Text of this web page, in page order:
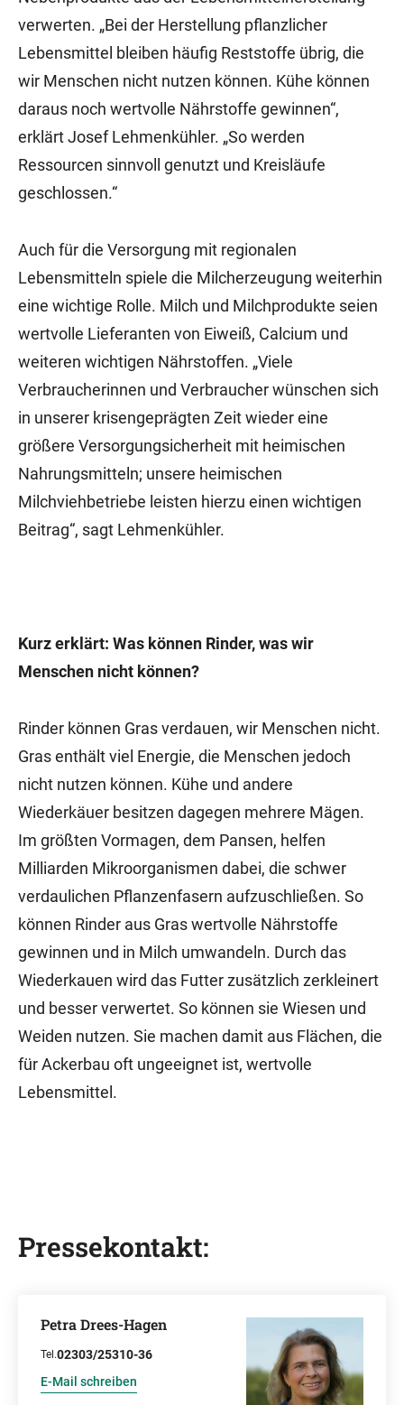
verwerten. „Bei der Herstellung pflanzlicher
Lebensmittel bleiben häufig Reststoffe übrig, die
wir Menschen nicht nutzen können. Kühe können
daraus noch wertvolle Nährstoffe gewinnen“,
erklärt Josef Lehmenkühler. „So werden
Ressourcen sinnvoll genutzt und Kreisläufe
geschlossen.“
Auch für die Versorgung mit regionalen
Lebensmitteln spiele die Milcherzeugung weiterhin
eine wichtige Rolle. Milch und Milchprodukte seien
wertvolle Lieferanten von Eiweiß, Calcium und
weiteren wichtigen Nährstoffen. „Viele
Verbraucherinnen und Verbraucher wünschen sich
in unserer krisengeprägten Zeit wieder eine
größere Versorgungsicherheit mit heimischen
Nahrungsmitteln; unsere heimischen
Milchviehbetriebe leisten hierzu einen wichtigen
Beitrag“, sagt Lehmenkühler.
Kurz erklärt: Was können Rinder, was wir
Menschen nicht können?
Rinder können Gras verdauen, wir Menschen nicht.
Gras enthält viel Energie, die Menschen jedoch
nicht nutzen können. Kühe und andere
Wiederkäuer besitzen dagegen mehrere Mägen.
Im größten Vormagen, dem Pansen, helfen
Milliarden Mikroorganismen dabei, die schwer
verdaulichen Pflanzenfasern aufzuschließen. So
können Rinder aus Gras wertvolle Nährstoffe
gewinnen und in Milch umwandeln. Durch das
Wiederkauen wird das Futter zusätzlich zerkleinert
und besser verwertet. So können sie Wiesen und
Weiden nutzen. Sie machen damit aus Flächen, die
für Ackerbau oft ungeeignet ist, wertvolle
Lebensmittel.
Pressekontakt:
Petra Drees-Hagen
Tel.02303/25310-36
E-Mail schreiben